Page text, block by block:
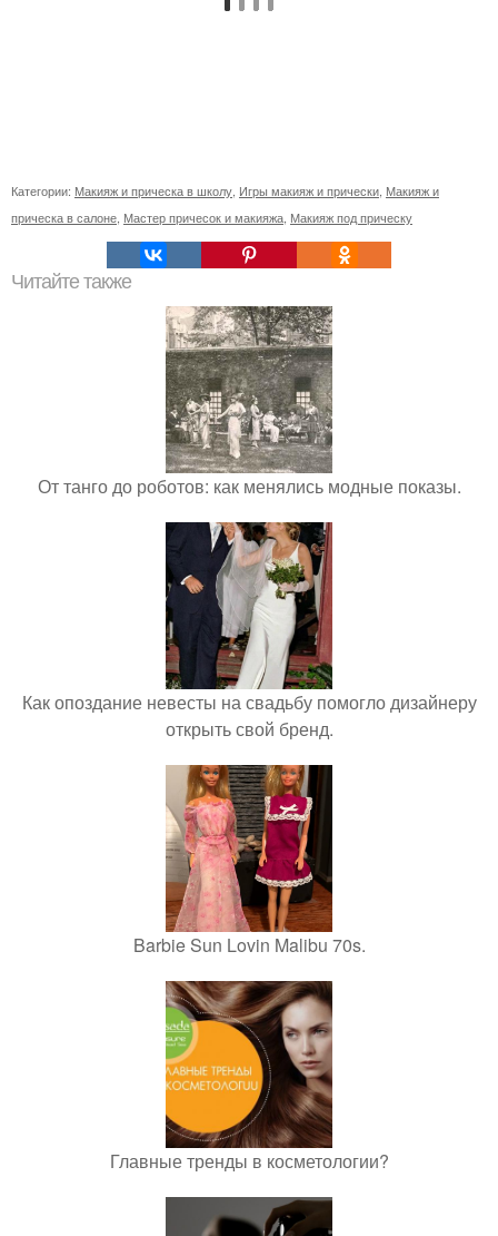
Категории: Макияж и прическа в школу, Игры макияж и прически, Макияж и
прическа в салоне, Мастер причесок и макияжа, Макияж под прическу
Читайте также
От танго до роботов: как менялись модные показы.
Как опоздание невесты на свадьбу помогло дизайнеру
открыть свой бренд.
Barbie Sun Lovin Malibu 70s.
Главные тренды в косметологии?